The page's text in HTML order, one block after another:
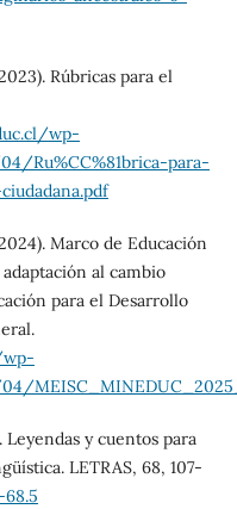
Rúbricas para el
wp-
Ru%CC%81brica-para-
Marco de Educación
al cambio
para el Desarrollo
y cuentos para
LETRAS, 68, 107-